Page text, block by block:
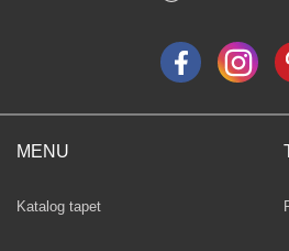
MENU
Katalog tapet